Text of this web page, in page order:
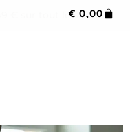
€ sur tout le site
€ 0,00